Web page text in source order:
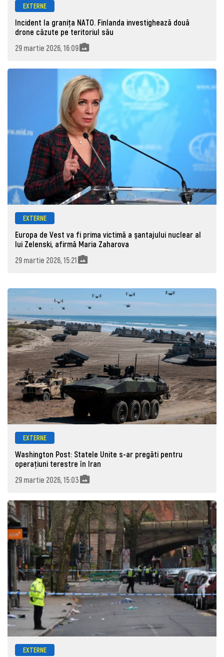
EXTERNE
Incident la granița NATO. Finlanda investighează două
drone căzute pe teritoriul său
29 martie 2026, 16:09
EXTERNE
Europa de Vest va fi prima victimă a şantajului nuclear al
lui Zelenski, afirmă Maria Zaharova
29 martie 2026, 15:21
EXTERNE
Washington Post: Statele Unite s-ar pregăti pentru
operațiuni terestre în Iran
29 martie 2026, 15:03
EXTERNE